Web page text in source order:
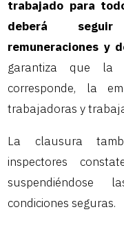
trabajado para
deberá seguir
remuneraciones y
garantiza que la
corresponde, la
trabajadoras y
La clausura
inspectores
suspendiéndose
condiciones seguras.